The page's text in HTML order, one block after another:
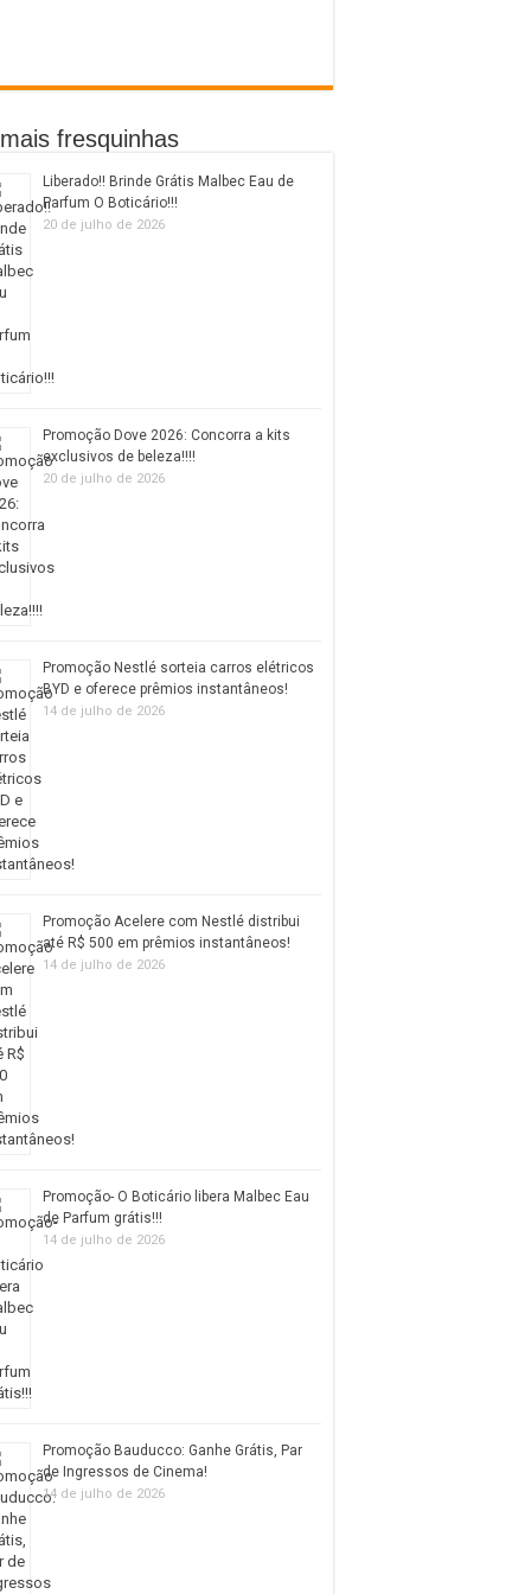
fresquinhas
Liberado!! Brinde Grátis Malbec Eau de
Parfum O Boticário!!!
20 de julho de 2026
Promoção Dove 2026: Concorra a kits
exclusivos de beleza!!!!
20 de julho de 2026
Promoção Nestlé sorteia carros elétricos
BYD e oferece prêmios instantâneos!
14 de julho de 2026
Promoção Acelere com Nestlé distribui
até R$ 500 em prêmios instantâneos!
14 de julho de 2026
Promoção- O Boticário libera Malbec Eau
de Parfum grátis!!!
14 de julho de 2026
Promoção Bauducco: Ganhe Grátis, Par
de Ingressos de Cinema!
14 de julho de 2026